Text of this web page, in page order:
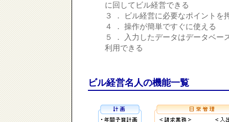
に回してビル経営できる
３ ． ビル経営に必要なポイントを
４ ． 操作が簡単ですぐに使える
５ ． 入力したデータはデータベー
利用できる
ビル経営名人の機能一覧